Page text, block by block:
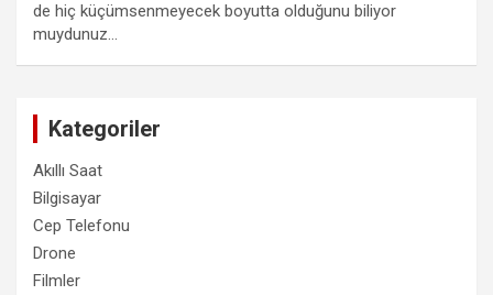
de hiç küçümsenmeyecek boyutta olduğunu biliyor
muydunuz…
Kategoriler
Akıllı Saat
Bilgisayar
Cep Telefonu
Drone
Filmler